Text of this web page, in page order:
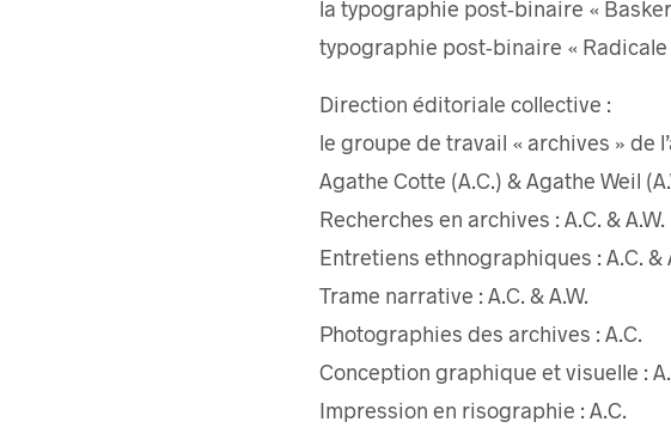
la typographie post-binaire «
typographie post-binaire «
Direction éditoriale collective :
le groupe de travail « archives » de
Agathe Cotte (A.C.) & Agathe Weil
Recherches en archives : A.C. & A.W.
Entretiens ethnographiques : A.C. &
Trame narrative : A.C. & A.W.
Photographies des archives : A.C.
Conception graphique et visuelle :
Impression en risographie : A.C.